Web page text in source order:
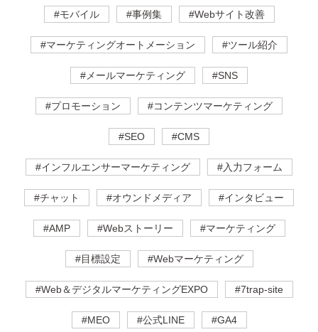
#モバイル #事例集 #Webサイト改善
#マーケティングオートメーション #ツール紹介
#メールマーケティング #SNS
#プロモーション #コンテンツマーケティング
#SEO #CMS
#インフルエンサーマーケティング #入力フォーム
#チャット #オウンドメディア #インタビュー
#AMP #Webストーリー #マーケティング
#目標設定 #Webマーケティング
#Web＆デジタルマーケティングEXPO #7trap-site
#MEO #公式LINE #GA4